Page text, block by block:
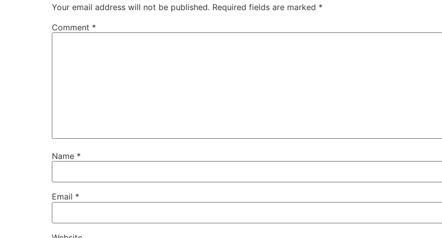
Your email address will not be published. Required fields are marked *
Comment *
Name *
Email *